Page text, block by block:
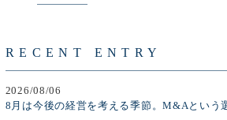
RECENT ENTRY
2026/08/06
8月は今後の経営を考える季節。M&Aという